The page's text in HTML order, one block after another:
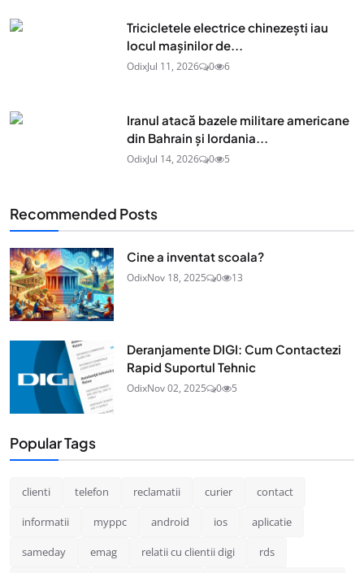
Tricicletele electrice chinezești iau
locul mașinilor de...
OdixJul 11, 2026 0 6
Iranul atacă bazele militare americane
din Bahrain și Iordania...
OdixJul 14, 2026 0 5
Recommended Posts
Cine a inventat scoala?
OdixNov 18, 2025 0 13
Deranjamente DIGI: Cum Contactezi
Rapid Suportul Tehnic
OdixNov 02, 2025 0 5
Popular Tags
clienti telefon reclamatii curier contact
informatii myppc android ios aplicatie
sameday emag relatii cu clientii digi rds